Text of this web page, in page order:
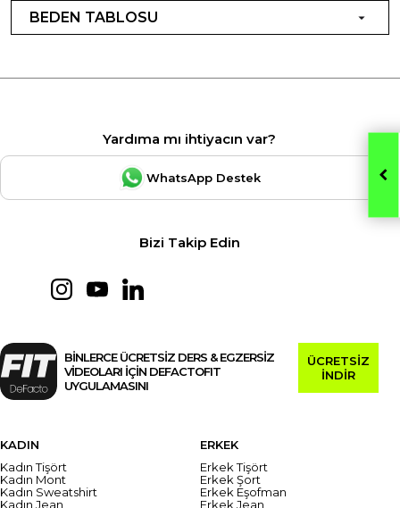
BEDEN TABLOSU
Yardıma mı ihtiyacın var?
WhatsApp Destek
Bizi Takip Edin
BİNLERCE ÜCRETSİZ DERS & EGZERSİZ
VİDEOLARI İÇİN DEFACTOFIT
UYGULAMASINI
ÜCRETSİZ
İNDİR
KADIN
Kadın Tişört
Kadın Mont
Kadın Sweatshirt
Kadın Jean
ERKEK
Erkek Tişört
Erkek Şort
Erkek Eşofman
Erkek Jean